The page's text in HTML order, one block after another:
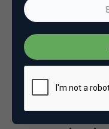
worden in 2014.
Messengers
vanwege de
zullen hier op in
steeds
Stefan